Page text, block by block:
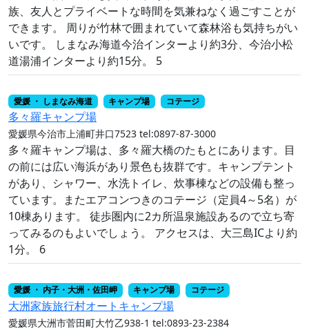
族、友人とプライベートな時間を気兼ねなく過ごすことが
できます。 周りが竹林で囲まれていて森林浴も気持ちがい
いです。 しまなみ海道今治インターより約3分、今治小松
道湯浦インターより約15分。 5
愛媛 ・ しまなみ海道 キャンプ場 コテージ
多々羅キャンプ場
愛媛県今治市上浦町井口7523 tel:0897-87-3000
多々羅キャンプ場は、多々羅大橋のたもとにあります。目
の前には広い海浜があり景色も抜群です。キャンプテント
があり、シャワー、水洗トイレ、炊事棟などの設備も整っ
ています。またエアコンつきのコテージ（定員4～5名）が
10棟あります。 徒歩圏内に2カ所温泉施設あるので立ち寄
ってみるのもよいでしょう。 アクセスは、大三島ICより約
1分。 6
愛媛 ・ 内子・大洲・佐田岬 キャンプ場 コテージ
大洲家族旅行村オートキャンプ場
愛媛県大洲市菅田町大竹乙938-1 tel:0893-23-2384